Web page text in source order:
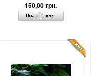
150,00 грн.